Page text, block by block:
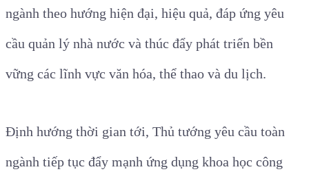
ngành theo hướng hiện đại, hiệu quả, đáp ứng yêu
cầu quản lý nhà nước và thúc đẩy phát triển bền
vững các lĩnh vực văn hóa, thể thao và du lịch.
Định hướng thời gian tới, Thủ tướng yêu cầu toàn
ngành tiếp tục đẩy mạnh ứng dụng khoa học công